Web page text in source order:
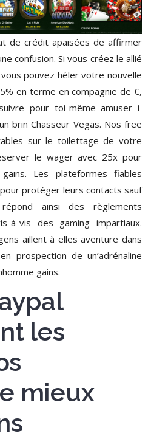
de crédit apaisées de affirmer
confusion. Si vous créez le allié
pouvez héler votre nouvelle
en terme en compagnie de €,
pour toi-même amuser í
brin Chasseur Vegas. Nos free
sur le toilettage de votre
le wager avec 25x pour
Les plateformes fiables
protéger leurs contacts sauf
ainsi des règlements
à-vis des gaming impartiaux.
aillent à elles aventure dans
prospection de un’adrénaline
gains.
les
mieux